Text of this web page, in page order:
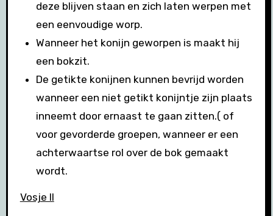
deze blijven staan en zich laten werpen met
een eenvoudige worp.
Wanneer het konijn geworpen is maakt hij
een bokzit.
De getikte konijnen kunnen bevrijd worden
wanneer een niet getikt konijntje zijn plaats
inneemt door ernaast te gaan zitten.( of
voor gevorderde groepen, wanneer er een
achterwaartse rol over de bok gemaakt
wordt.
Vosje II